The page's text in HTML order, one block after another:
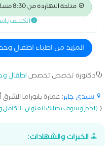
متاحة النهاردة من 8:30 مساءً
الكشف
المزيد من اطباء اطفال
دكتورة تخصص تخصصاطفال
سيدي جابر: عمارة بانوراما
((احجز وسوف يصلك العنوان بالكامل
الخبرات والشهادات: